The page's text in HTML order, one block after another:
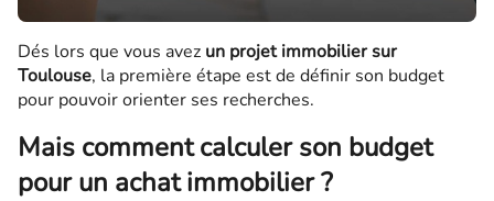
Dés lors que vous avez un projet immobilier sur
Toulouse, la première étape est de définir son budget
pour pouvoir orienter ses recherches.
Mais comment calculer son budget
pour un achat immobilier ?